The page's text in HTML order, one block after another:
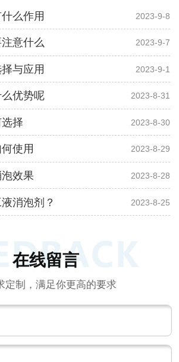
么作用 2023-9-8
意什么 2023-9-7
与应用 2023-9-1
优势呢 2023-8-31
择 2023-8-30
使用 2023-8-29
效果 2023-8-28
消泡剂？ 2023-8-25
在线留言
定制，满足你更高的要求